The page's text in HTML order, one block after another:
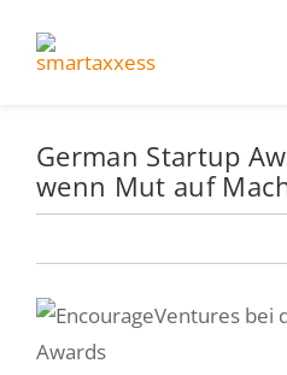
Business-
German Startup
wenn Mut auf